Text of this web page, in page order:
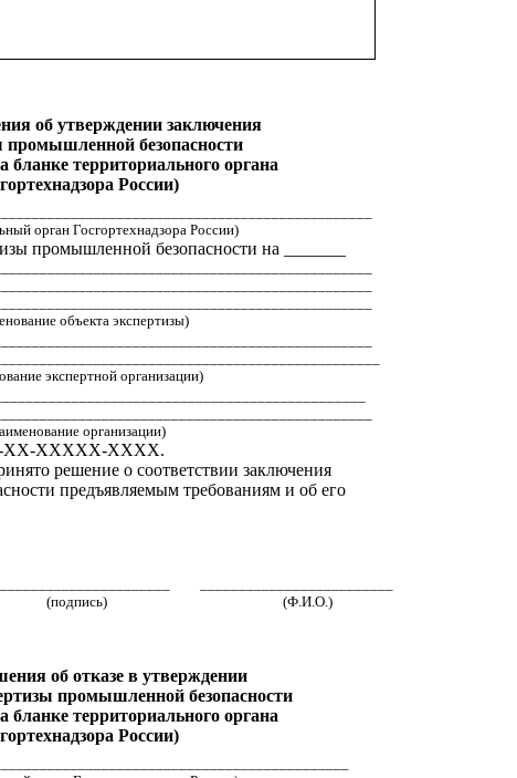
об утверждении заключения
промышленной безопасности
бланке территориального органа
России)
орган Госгортехнадзора России)
промышленной безопасности на _______
объекта экспертизы)
экспертной организации)
организации)
ХХ-ХХ-ХХХХХ-ХХХХ.
решение о соответствии заключения
предъявляемым требованиям и об его
(подпись)
(Ф.И.О.)
об отказе в утверждении
промышленной безопасности
бланке территориального органа
России)